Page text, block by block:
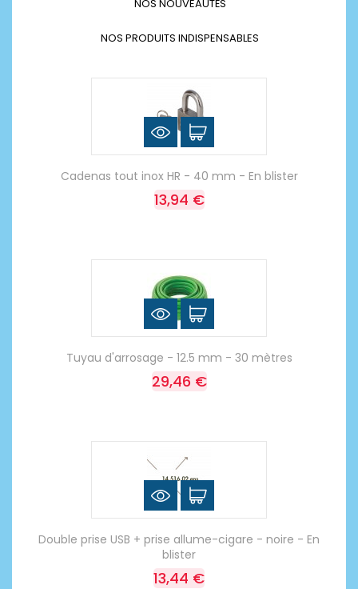
NOS NOUVEAUTÉS
NOS PRODUITS INDISPENSABLES
Cadenas tout inox HR - 40 mm - En blister
13,94 €
Tuyau d'arrosage - 12.5 mm - 30 mètres
29,46 €
Double prise USB + prise allume-cigare - noire - En
blister
13,44 €